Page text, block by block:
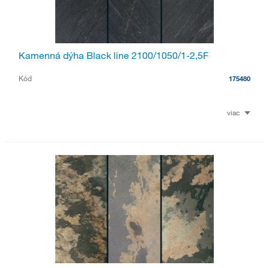
Kamenná dýha Black line 2100/1050/1-2,5F
Kód 175480
viac